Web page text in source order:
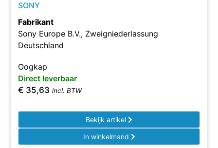
SONY
Fabrikant
Sony Europe B.V., Zweigniederlassung
Deutschland
Oogkap
Direct leverbaar
€ 35,63 incl. BTW
Bekijk artikel
In winkelmand